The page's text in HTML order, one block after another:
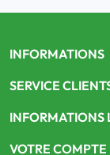
INFORMATIONS
SERVICE
INFORMATIONS
VOTRE COMPTE